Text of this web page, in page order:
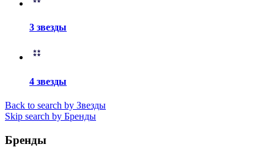
3 звезды
4 звезды
Back to search by Звезды
Skip search by Бренды
Бренды